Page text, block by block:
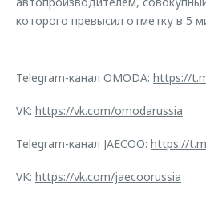
которого превысил отметку в 5
Telegram-канал OMODA: https://
VK: https://vk.com/omodarussia
Telegram-канал JAECOO: https://
VK: https://vk.com/jaecoorussia